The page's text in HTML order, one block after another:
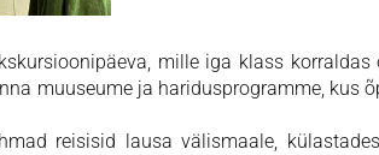
mille iga klass
muuseume ja haridusprogramme, kus
reisisid lausa välismaale,